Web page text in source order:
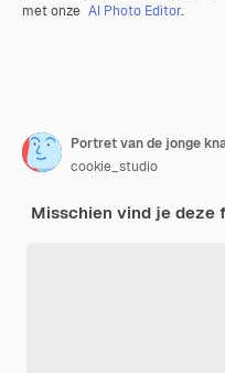
met onze AI Photo Editor.
cookie_studio
Misschien vind je deze